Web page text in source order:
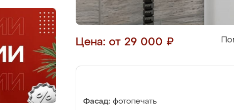
Цена: от 29 000 ₽
Фасад: фотопечать